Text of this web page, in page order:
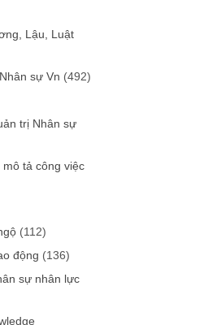
Lậu, Luật
sự Vn (492)
trị Nhân sự
tả công việc
(112)
động (136)
sự nhân lực